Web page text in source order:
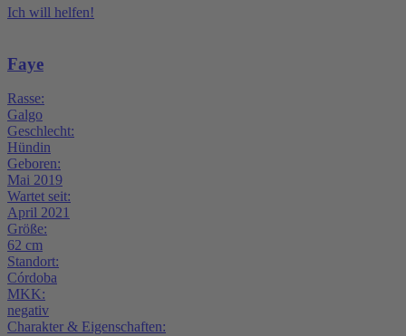
Ich will helfen!
Faye
Rasse:
Galgo
Geschlecht:
Hündin
Geboren:
Mai 2019
Wartet seit:
April 2021
Größe:
62 cm
Standort:
Córdoba
MKK:
negativ
Charakter & Eigenschaften: